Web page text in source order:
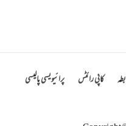
کاپی رائٹس پرائیویسی پالیسی